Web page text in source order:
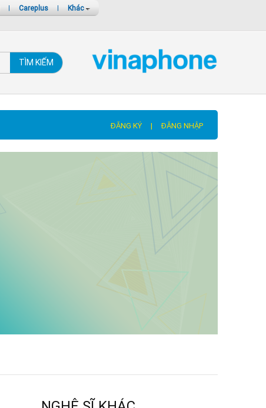
| Careplus | Khác
TÌM KIẾM
ĐĂNG KÝ | ĐĂNG NHẬP